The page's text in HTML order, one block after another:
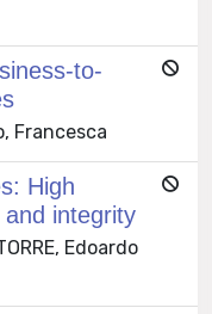
to-
Francesca
High
integrity
Edoardo